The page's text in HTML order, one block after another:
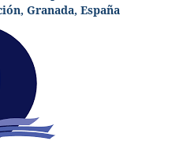
Granada, España